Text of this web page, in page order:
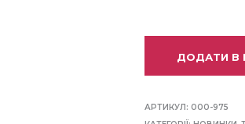
ДОДАТИ В
АРТИКУЛ: 000-975